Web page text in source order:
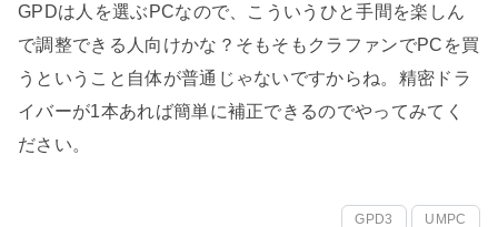
GPDは人を選ぶPCなので、こういうひと手間を楽しん
で調整できる人向けかな？そもそもクラファンでPCを買
うということ自体が普通じゃないですからね。精密ドラ
イバーが1本あれば簡単に補正できるのでやってみてく
ださい。
GPD3 UMPC